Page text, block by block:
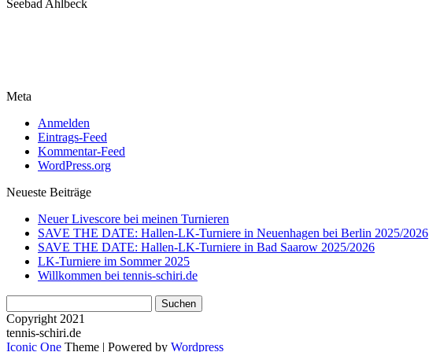
Seebad Ahlbeck
Meta
Anmelden
Eintrags-Feed
Kommentar-Feed
WordPress.org
Neueste Beiträge
Neuer Livescore bei meinen Turnieren
SAVE THE DATE: Hallen-LK-Turniere in Neuenhagen bei Berlin 2025/2026
SAVE THE DATE: Hallen-LK-Turniere in Bad Saarow 2025/2026
LK-Turniere im Sommer 2025
Willkommen bei tennis-schiri.de
nach:
Copyright 2021
tennis-schiri.de
Iconic One Theme | Powered by Wordpress